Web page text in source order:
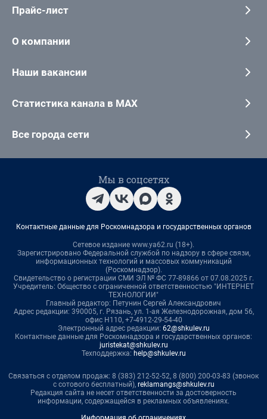
Прайс-лист
О компании
Наши вакансии
Статистика канала в MAX
Все города сети
Мы в соцсетях
Контактные данные для Роскомнадзора и государственных органов
Сетевое издание www.ya62.ru (18+).
Зарегистрировано Федеральной службой по надзору в сфере связи,
информационных технологий и массовых коммуникаций
(Роскомнадзор).
Свидетельство о регистрации СМИ ЭЛ № ФС 77-89866 от 07.08.2025 г.
Учредитель: Общество с ограниченной ответственностью "ИНТЕРНЕТ
ТЕХНОЛОГИИ"
Главный редактор: Петунин Сергей Александрович
Адрес редакции: 390005, г. Рязань, ул. 1-ая Железнодорожная, дом 56,
офис Н110, +7-4912-29-54-40
Электронный адрес редакции: 62@shkulev.ru
Контактные данные для Роскомнадзора и государственных органов:
juristekat@shkulev.ru
Техподдержка: help@shkulev.ru
Связаться с отделом продаж: 8 (383) 212-52-52, 8 (800) 200-03-83 (звонок
с сотового бесплатный), reklamangs@shkulev.ru
Редакция сайта не несет ответственности за достоверность
информации, содержащейся в рекламных объявлениях.